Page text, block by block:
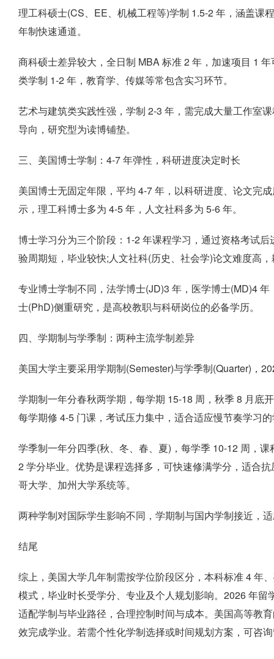
理工科硕士(CS、EE、机械工程等)学制 1.5-2 年，涵盖课
年制快速通道。
商科硕士差异较大，全日制 MBA 标准 2 年，加速项目 1
类学制 1-2 年，教育学、传媒等常包含实习环节。
艺术与建筑类实践性强，学制 2-3 年，需完成大量工作室
导向，研究型为读博铺垫。
三、美国博士学制：4-7 年弹性，科研进度决定时长
美国博士无固定年限，平均 4-7 年，以科研进度、论文完
示，理工科博士多为 4-5 年，人文社科多为 5-6 年。
博士学习分为三个阶段：1-2 年课程学习，通过资格考试
验周期短，毕业较快;人文社科(历史、社会学)论文难度高
专业博士学制不同，法学博士(JD)3 年，医学博士(MD)4
士(PhD)侧重研究，是高校教职与科研岗位的必备学历。
四、学期制与学季制：两种主流学制差异
美国大学主要采用学期制(Semester)与学季制(Quarter)，
学期制一年分春秋两学期，每学期 15-18 周，秋季 8 月底
每学期修 4-5 门课，考试压力集中，适合适应慢节奏学习
学季制一年分四季(秋、冬、春、夏)，每学季 10-12 周，
2 学分毕业。优势是课程选择多，可快速修满学分，适合
哥大学、加州大学系统等。
两种学制对国际学生影响不同，学期制与国内学制接近，
结尾
综上，美国大学几年制需按学位阶段区分，本科标准 4 年
模式，毕业时长受学分、专业及个人规划影响。2026 年
适配学制与毕业路径，合理控制时间与成本。美国高等教
效完成学业。若需个性化学制选择或时间规划方案，可咨